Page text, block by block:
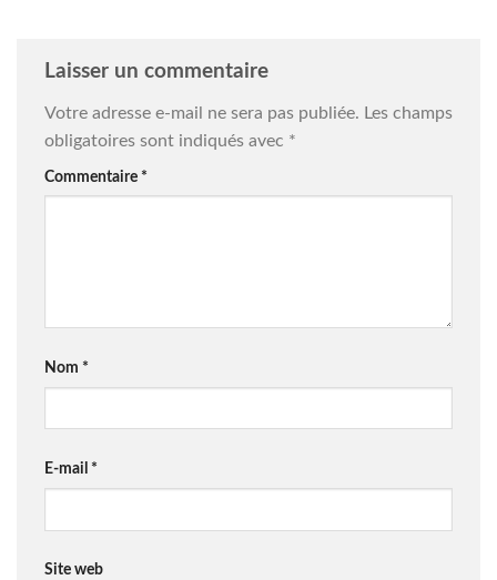
Laisser un commentaire
Votre adresse e-mail ne sera pas publiée. Les champs
obligatoires sont indiqués avec *
Commentaire *
Nom *
E-mail *
Site web